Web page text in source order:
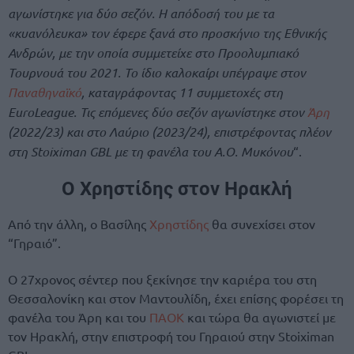
αγωνίστηκε για δύο σεζόν. Η απόδοσή του με τα
«κυανόλευκα» τον έφερε ξανά στο προσκήνιο της Εθνικής
Ανδρών, με την οποία συμμετείχε στο Προολυμπιακό
Τουρνουά του 2021. Το ίδιο καλοκαίρι υπέγραψε στον
Παναθηναϊκό, καταγράφοντας 11 συμμετοχές στη
EuroLeague. Τις επόμενες δύο σεζόν αγωνίστηκε στονΆρη
(2022/23) και στο Λαύριο (2023/24), επιστρέφοντας πλέον
στη Stoiximan GBL με τη φανέλα του Α.Ο. Μυκόνου“.
Ο Χρηστίδης στον Ηρακλή
Από την άλλη, ο Βασίλης Χρηστίδης θα συνεχίσει στον
“Γηραιό”.
Ο 27χρονος σέντερ που ξεκίνησε την καριέρα του στη
Θεσσαλονίκη και στον Μαντουλίδη, έχει επίσης φορέσει τη
φανέλα του Άρη και του ΠΑΟΚ και τώρα θα αγωνιστεί με
τον Ηρακλή, στην επιστροφή του Γηραιού στην Stoiximan